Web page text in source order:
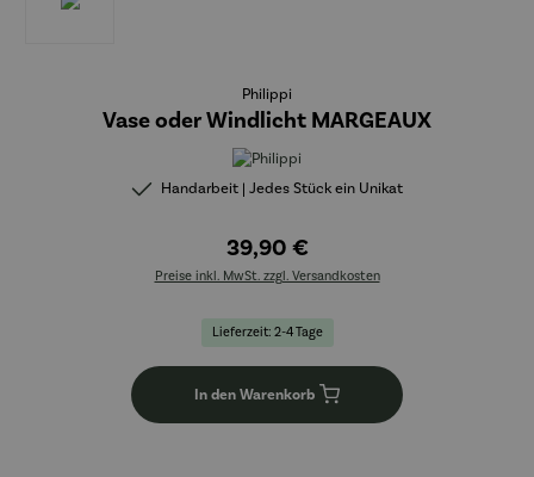
Philippi
Vase oder Windlicht MARGEAUX
Handarbeit | Jedes Stück ein Unikat
39,90 €
Preise inkl. MwSt. zzgl. Versandkosten
Lieferzeit: 2-4 Tage
In den Warenkorb